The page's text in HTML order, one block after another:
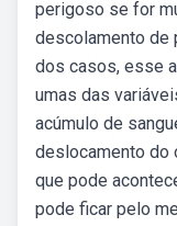
perigoso se for
descolamento de
dos casos, esse
umas das
acúmulo de
deslocamento do
que pode
pode ficar pelo